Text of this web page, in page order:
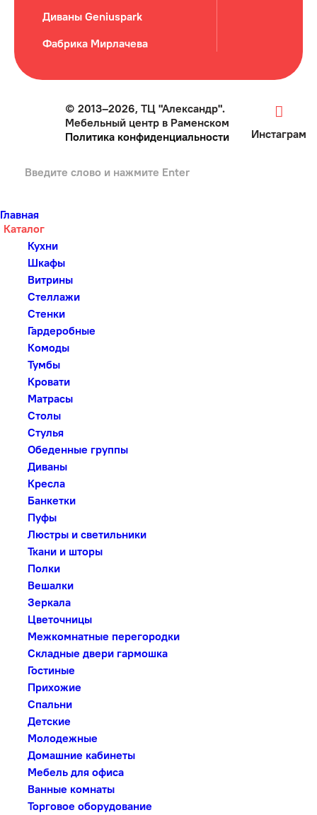
Диваны Geniuspark
Фабрика Мирлачева
© 2013–2026, ТЦ "Александр".
Мебельный центр в Раменском
Политика конфиденциальности
Инстаграм
Главная
Каталог
Кухни
Шкафы
Витрины
Стеллажи
Стенки
Гардеробные
Комоды
Тумбы
Кровати
Матрасы
Столы
Стулья
Обеденные группы
Диваны
Кресла
Банкетки
Пуфы
Люстры и светильники
Ткани и шторы
Полки
Вешалки
Зеркала
Цветочницы
Межкомнатные перегородки
Складные двери гармошка
Гостиные
Прихожие
Спальни
Детские
Молодежные
Домашние кабинеты
Мебель для офиса
Ванные комнаты
Торговое оборудование